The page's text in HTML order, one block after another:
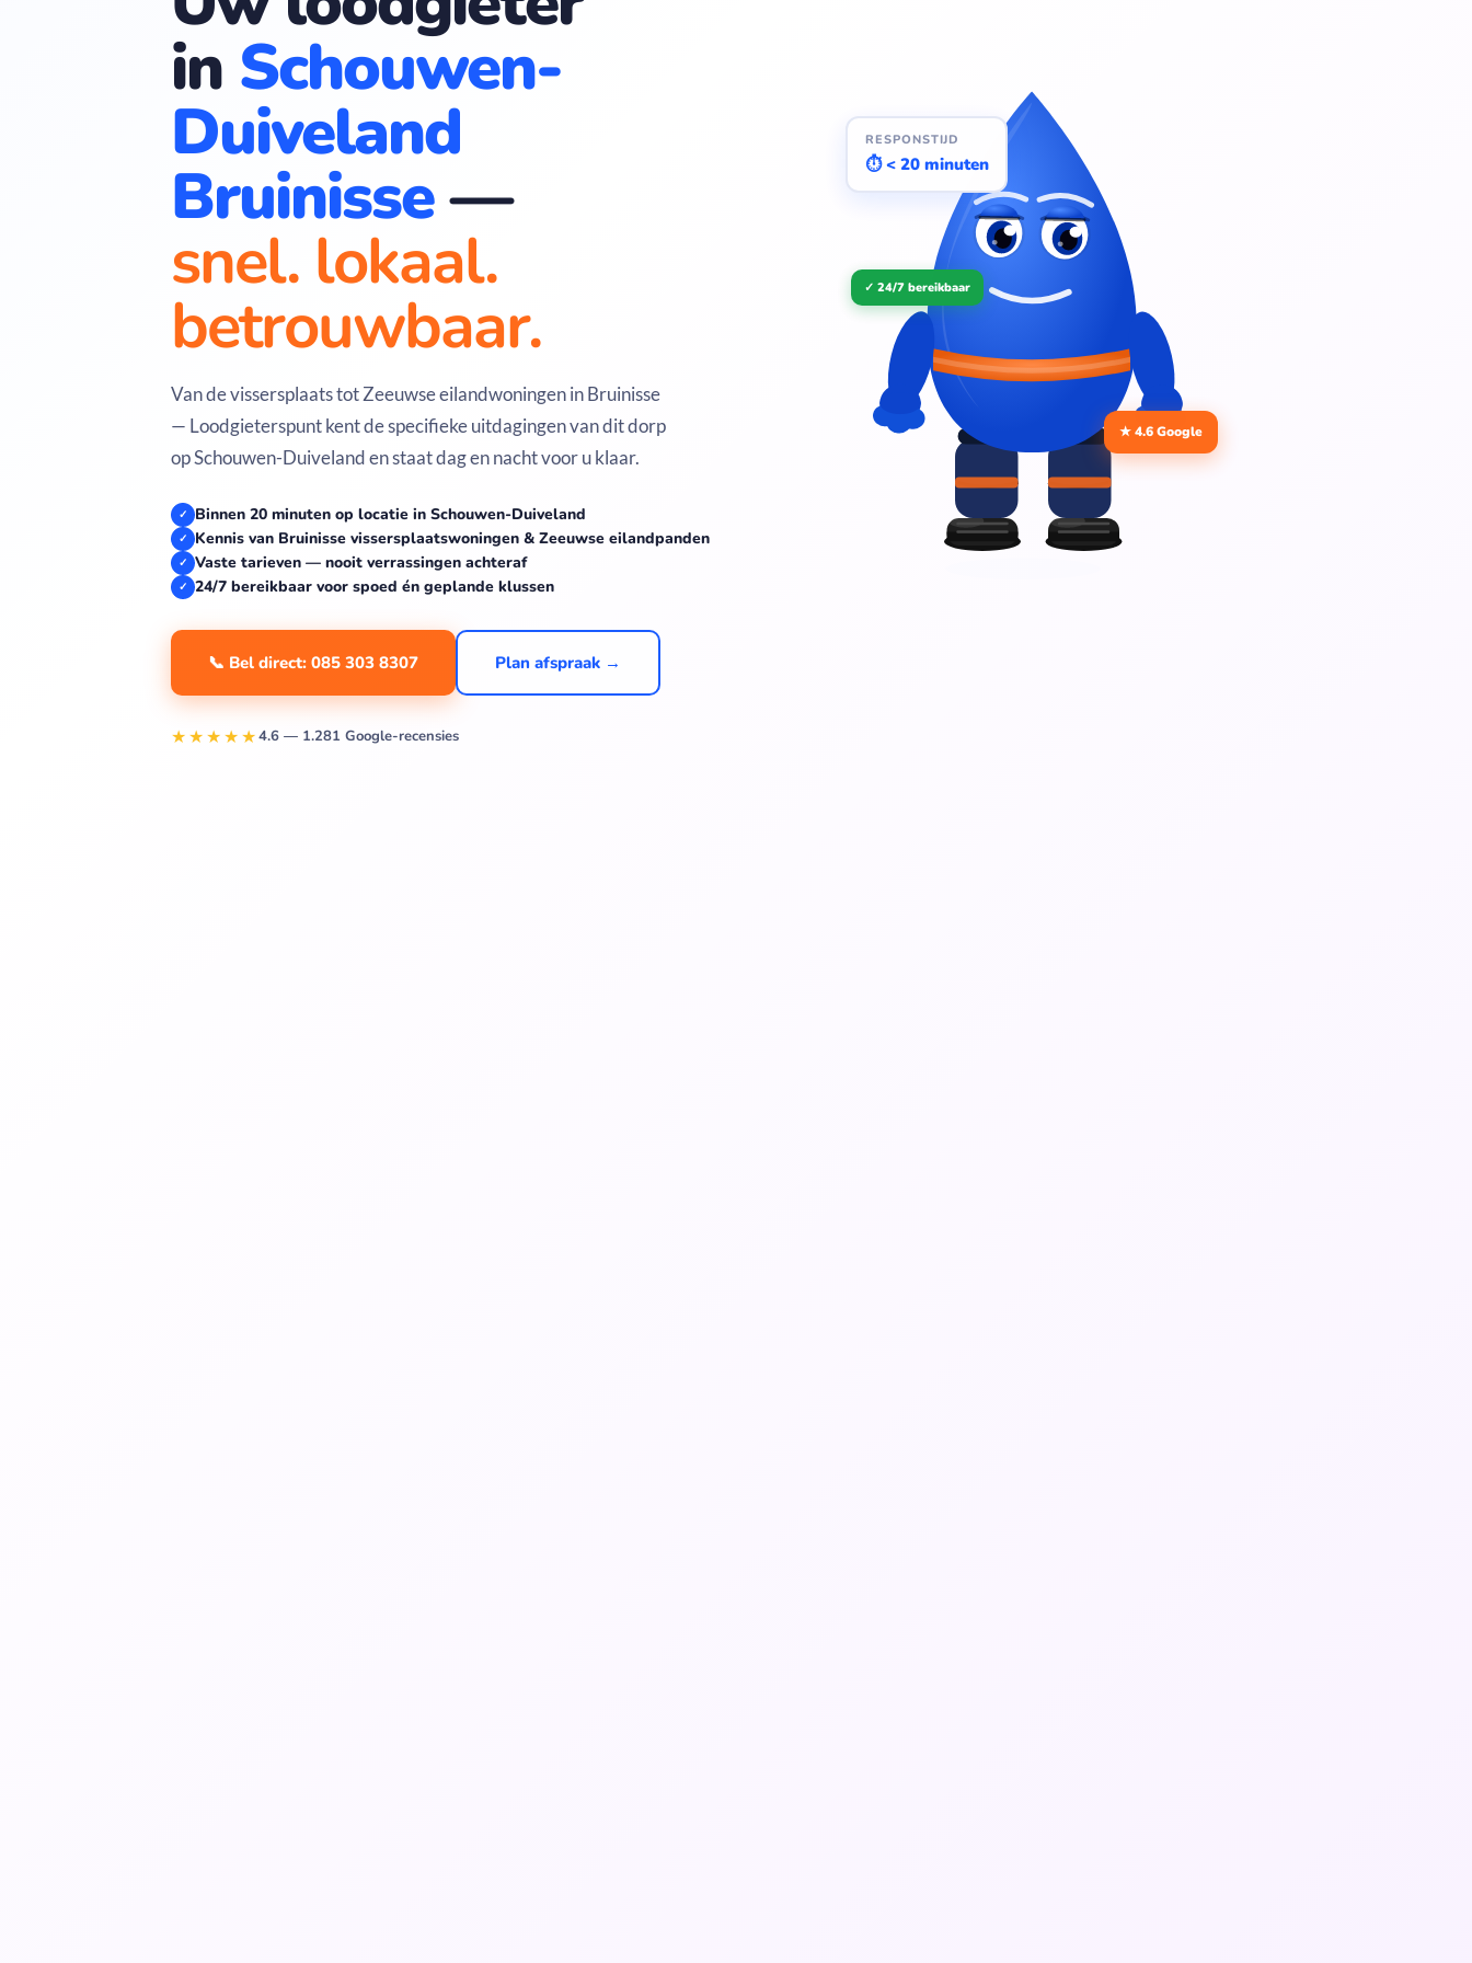
in Schouwen-
Duiveland
Bruinisse—
snel. lokaal.
betrouwbaar.
Van de vissersplaats tot Zeeuwse eilandwoningen in Bruinisse
— Loodgieterspunt kent de specifieke uitdagingen van dit dorp
op Schouwen-Duiveland en staat dag en nacht voor u klaar.
✓ Binnen 20 minuten op locatie in Schouwen-Duiveland
✓ Kennis van Bruinisse vissersplaatswoningen & Zeeuwse eilandpanden
✓ Vaste tarieven — nooit verrassingen achteraf
✓ 24/7 bereikbaar voor spoed én geplande klussen
📞 Bel direct: 085 303 8307 Plan afspraak →
★★★★★4.6 — 1.281 Google-recensies
RESPONSTIJD
⏱ < 20 minuten
★ 4.6 Google
✓ 24/7 bereikbaar